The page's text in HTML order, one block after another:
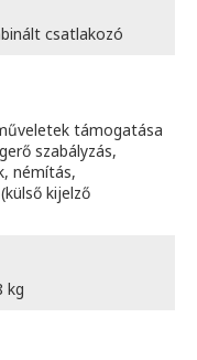
csatlakozó
támogatása
szabályzás,
némítás,
kijelző
kg